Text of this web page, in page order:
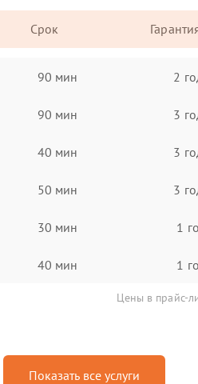
Срок
90 мин 2
90 мин 3
40 мин 3
50 мин 3
30 мин 1
40 мин 1
Цены в прайс-
Показать все услуги